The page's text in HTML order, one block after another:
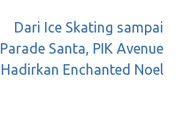
Dari Ice Skating sampai
Parade Santa, PIK Avenue
Hadirkan Enchanted Noel